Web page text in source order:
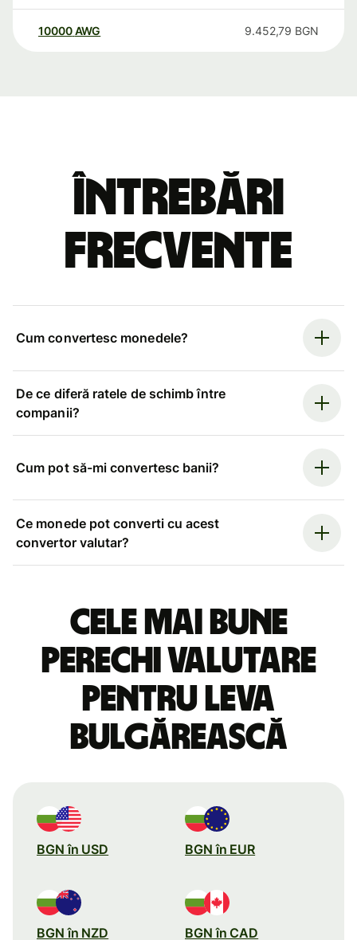
10000 AWG 9.452,79 BGN
Întrebări
frecvente
Cum convertesc monedele?
De ce diferă ratele de schimb între
companii?
Cum pot să-mi convertesc banii?
Ce monede pot converti cu acest
convertor valutar?
Cele mai bune
perechi valutare
pentru leva
bulgărească
BGN în USD BGN în EUR
BGN în NZD BGN în CAD